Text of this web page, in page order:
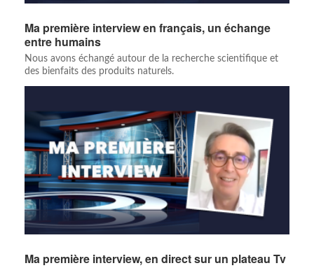
Ma première interview en français, un échange
entre humains
Nous avons échangé autour de la recherche scientifique et
des bienfaits des produits naturels.
Ma première interview, en direct sur un plateau Tv